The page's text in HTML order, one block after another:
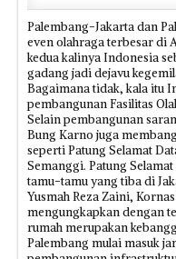
Palembang-Jakarta dan
even olahraga terbesar di
kedua kalinya Indonesia
gadang jadi dejavu
Bagaimana tidak, kala itu
pembangunan Fasilitas
Selain pembangunan
Bung Karno juga
seperti Patung Selamat
Semanggi. Patung
tamu-tamu yang tiba di
Yusmah Reza Zaini,
mengungkapkan dengan
rumah merupakan
Palembang mulai masuk